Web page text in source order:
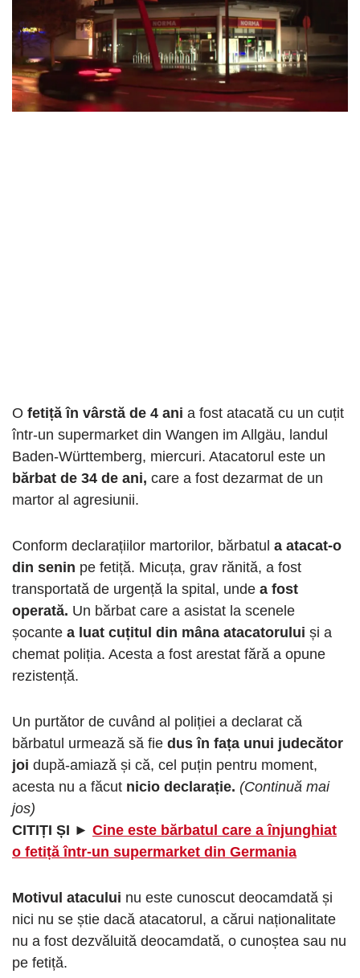
O fetiță în vârstă de 4 ani a fost atacată cu un cuțit
într-un supermarket din Wangen im Allgäu, landul
Baden-Württemberg, miercuri. Atacatorul este un
bărbat de 34 de ani, care a fost dezarmat de un
martor al agresiunii.
Conform declarațiilor martorilor, bărbatul a atacat-o
din senin pe fetiță. Micuța, grav rănită, a fost
transportată de urgență la spital, unde a fost
operată. Un bărbat care a asistat la scenele
șocante a luat cuțitul din mâna atacatorului și a
chemat poliția. Acesta a fost arestat fără a opune
rezistență.
Un purtător de cuvând al poliției a declarat că
bărbatul urmează să fie dus în fața unui judecător
joi după-amiază și că, cel puțin pentru moment,
acesta nu a făcut nicio declarație. (Continuă mai
jos)
CITIȚI ȘI ► Cine este bărbatul care a înjunghiat
o fetiță într-un supermarket din Germania
Motivul atacului nu este cunoscut deocamdată și
nici nu se știe dacă atacatorul, a cărui naționalitate
nu a fost dezvăluită deocamdată, o cunoștea sau nu
pe fetiță.